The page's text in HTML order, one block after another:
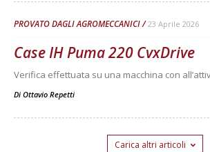
PROVATO DAGLI AGROMECCANICI 23 Aprile 2026
Case IH Puma 220 CvxDrive
Verifica effettuata su una macchina con
Di Ottavio Repetti
Carica altri articoli